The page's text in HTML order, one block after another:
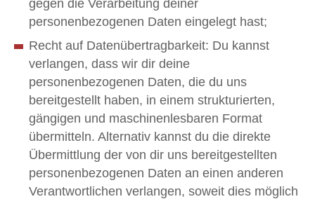
gegen die Verarbeitung deiner
personenbezogenen Daten eingelegt hast;
Recht auf Datenübertragbarkeit: Du kannst
verlangen, dass wir dir deine
personenbezogenen Daten, die du uns
bereitgestellt haben, in einem strukturierten,
gängigen und maschinenlesbaren Format
übermitteln. Alternativ kannst du die direkte
Übermittlung der von dir uns bereitgestellten
personenbezogenen Daten an einen anderen
Verantwortlichen verlangen, soweit dies möglich